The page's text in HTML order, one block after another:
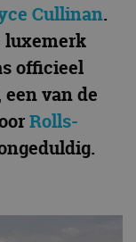
Cullinan.
luxemerk
officieel
van de
Rolls-